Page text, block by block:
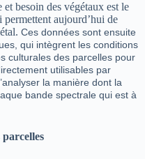
besoin des végétaux est le
permettent aujourd’hui de
Ces données sont ensuite
qui intègrent les conditions
culturales des parcelles pour
utilisables par
la manière dont la
bande spectrale qui est à
parcelles